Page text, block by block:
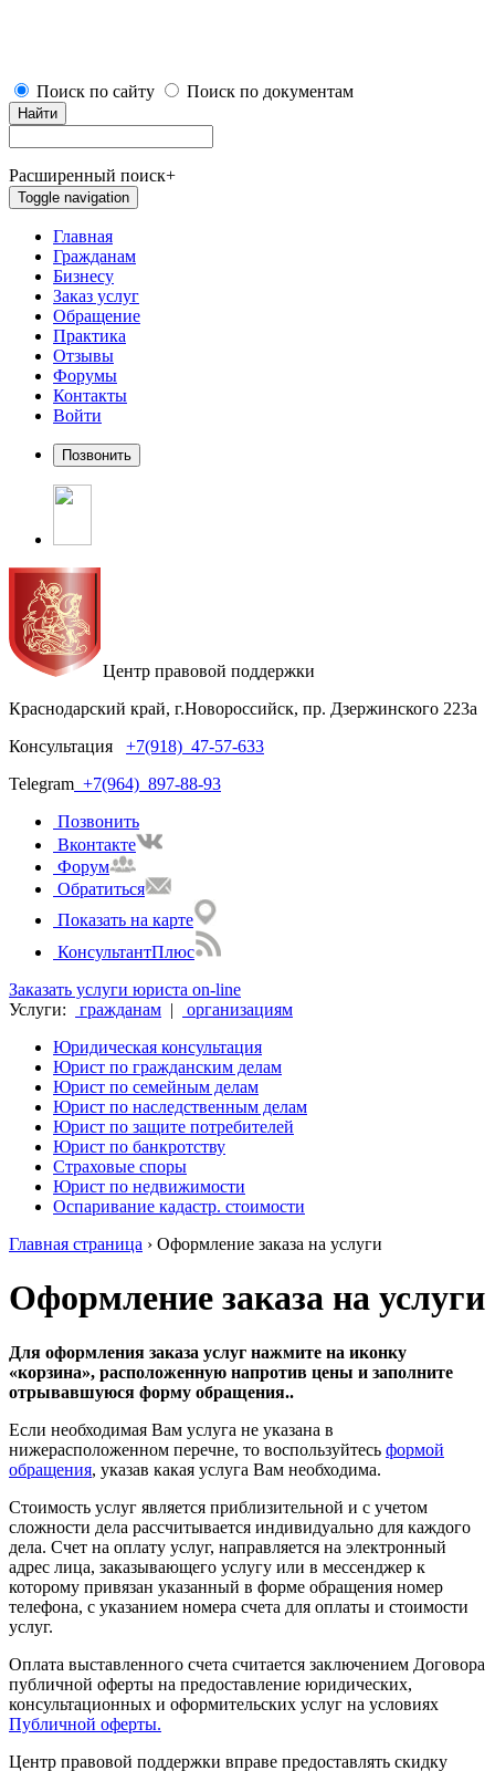
Поиск по сайту Поиск по документам
Найти
Расширенный поиск+
Toggle navigation
Главная
Гражданам
Бизнесу
Заказ услуг
Обращение
Практика
Отзывы
Форумы
Контакты
Войти
Центр правовой поддержки
Краснодарский край, г.Новороссийск, пр. Дзержинского 223а
Консультация +7(918) 47-57-633
Telegram +7(964) 897-88-93
Позвонить
Вконтакте
Форум
Обратиться
Показать на карте
КонсультантПлюс
Заказать услуги юриста on-line
Услуги:
гражданам |
организациям
Юридическая консультация
Юрист по гражданским делам
Юрист по семейным делам
Юрист по наследственным делам
Юрист по защите потребителей
Юрист по банкротству
Страховые споры
Юрист по недвижимости
Оспаривание кадастр. стоимости
Главная страница › Оформление заказа на услуги
Оформление заказа на услуги
Для оформления заказа услуг нажмите на иконку
«корзина», расположенную напротив цены и заполните
отрывавшуюся форму обращения..
Если необходимая Вам услуга не указана в
нижерасположенном перечне, то воспользуйтесь формой
обращения, указав какая услуга Вам необходима.
Стоимость услуг является приблизительной и с учетом
сложности дела рассчитывается индивидуально для каждого
дела. Счет на оплату услуг, направляется на электронный
адрес лица, заказывающего услугу или в мессенджер к
которому привязан указанный в форме обращения номер
телефона, с указанием номера счета для оплаты и стоимости
услуг.
Оплата выставленного счета считается заключением Договора
публичной оферты на предоставление юридических,
консультационных и оформительских услуг на условиях
Публичной оферты.
Центр правовой поддержки вправе предоставлять скидку